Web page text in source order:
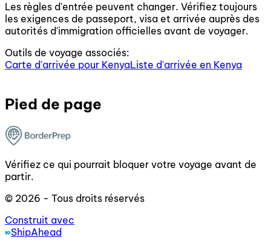
Les règles d'entrée peuvent changer. Vérifiez toujours
les exigences de passeport, visa et arrivée auprès des
autorités d'immigration officielles avant de voyager.
Outils de voyage associés:
Carte d'arrivée pour KenyaListe d'arrivée en Kenya
Pied de page
Vérifiez ce qui pourrait bloquer votre voyage avant de
partir.
© 2026 - Tous droits réservés
Construit avec
ShipAhead